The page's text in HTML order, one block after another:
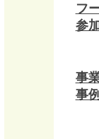
フ
参
事
事例